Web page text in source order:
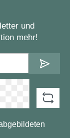
und
mehr!